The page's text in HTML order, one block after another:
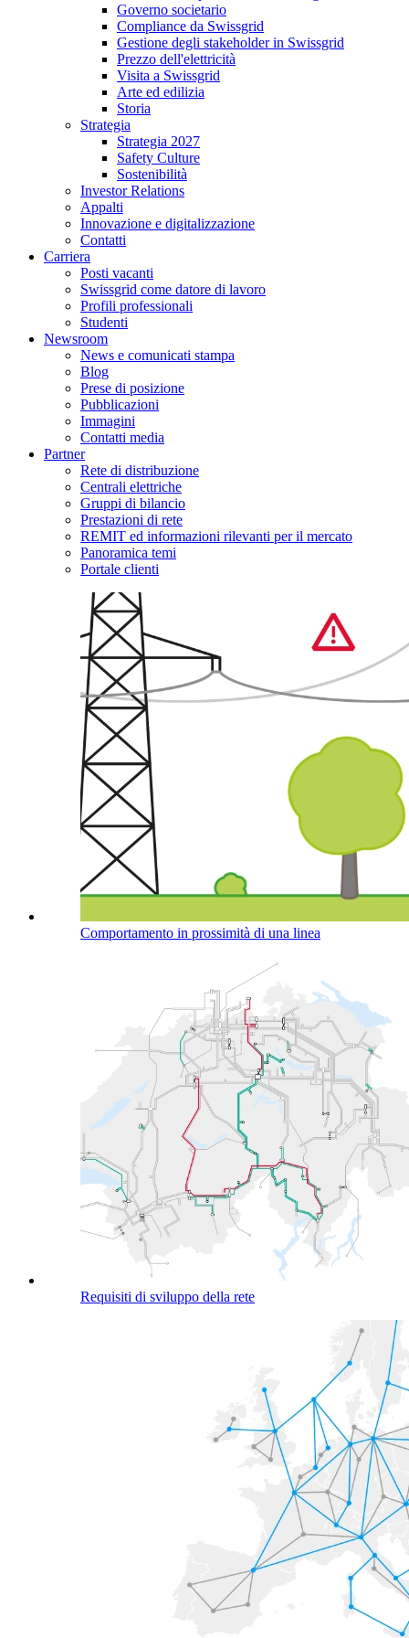
Governo societario
Compliance da Swissgrid
Gestione degli stakeholder in Swissgrid
Prezzo dell'elettricità
Visita a Swissgrid
Arte ed edilizia
Storia
Strategia
Strategia 2027
Safety Culture
Sostenibilità
Investor Relations
Appalti
Innovazione e digitalizzazione
Contatti
Carriera
Posti vacanti
Swissgrid come datore di lavoro
Profili professionali
Studenti
Newsroom
News e comunicati stampa
Blog
Prese di posizione
Pubblicazioni
Immagini
Contatti media
Partner
Rete di distribuzione
Centrali elettriche
Gruppi di bilancio
Prestazioni di rete
REMIT ed informazioni rilevanti per il mercato
Panoramica temi
Portale clienti
Comportamento in prossimità di una linea
Requisiti di sviluppo della rete